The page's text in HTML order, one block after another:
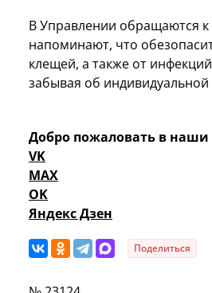
В Управлении обращаются
напоминают, что
клещей, а также от
забывая об
Добро пожаловать в наши
VK
MAX
OK
Яндекс Дзен
Поделиться